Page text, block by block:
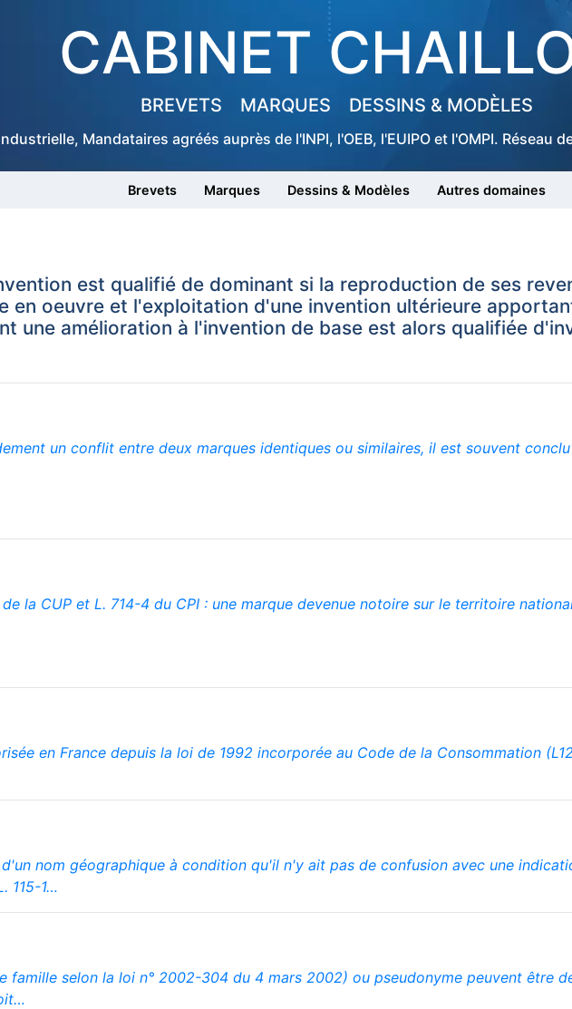
CABINET
BREVETS MARQUES DESSINS & MODÈLES
Mandataires agréés auprès de l'INPI, l'OEB, l'EUIPO et l'OMPI. Réseau
Brevets Marques Dessins & Modèles Autres domaines
est qualifié de dominant si la reproduction de ses
en oeuvre et l'exploitation d'une invention ultérieure
une amélioration à l'invention de base est alors qualifiée
un conflit entre deux marques identiques ou similaires, il est souvent
la CUP et L. 714-4 du CPI : une marque devenue notoire sur le territoire
en France depuis la loi de 1992 incorporée au Code de la Consommation
nom géographique à condition qu'il n'y ait pas de confusion avec une
115-1…
famille selon la loi n° 2002-304 du 4 mars 2002) ou pseudonyme peuvent être